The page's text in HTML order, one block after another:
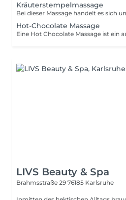
Kräuterstempelmassage
Hot-Chocolate Massage
LIVS Beauty & Spa
Brahmsstraße 29 76185 Karlsruhe